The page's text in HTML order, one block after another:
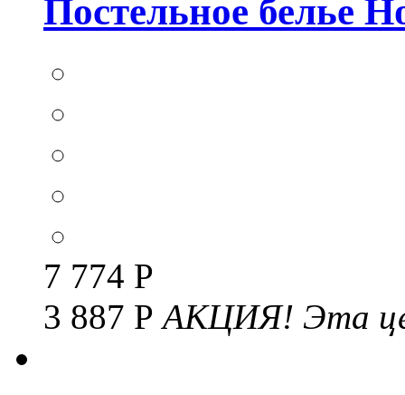
Постельное белье
7 774 Р
3 887 РАКЦИЯ! Эта